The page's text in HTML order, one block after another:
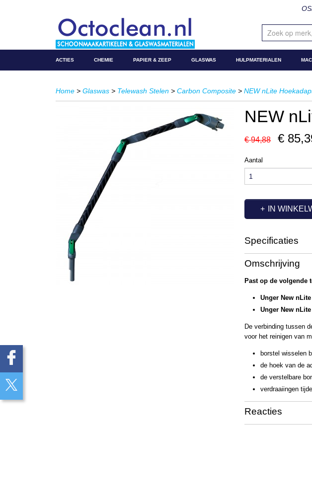
ACTIES CHEMIE PAPIER & ZEEP GLASWAS HULPMATERIALEN
Home > Glaswas > Telewash Stelen > Carbon Composite > NEW nLite
NEW
€ 94,88 €
Aantal
IN
Specificaties
Productcode
Omschrijving
Past op de volgende
Unger New
Unger New
De verbinding tussen
voor het reinigen van
borstel wisselen
de hoek van de
de verstelbare
verdraaiingen
Reacties